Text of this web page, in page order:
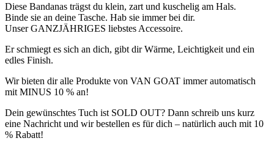
Diese Bandanas trägst du klein, zart und kuschelig am Hals.
Binde sie an deine Tasche. Hab sie immer bei dir.
Unser GANZJÄHRIGES liebstes Accessoire.
Er schmiegt es sich an dich, gibt dir Wärme, Leichtigkeit und ein
edles Finish.
Wir bieten dir alle Produkte von VAN GOAT immer automatisch
mit MINUS 10 % an!
Dein gewünschtes Tuch ist SOLD OUT? Dann schreib uns kurz
eine Nachricht und wir bestellen es für dich – natürlich auch mit 10
% Rabatt!